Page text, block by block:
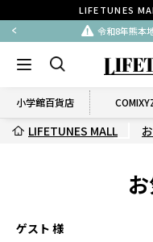
LIFETUNES
令和8年熊本
小学館百貨店
LIFETUNES MALL
ゲスト 様